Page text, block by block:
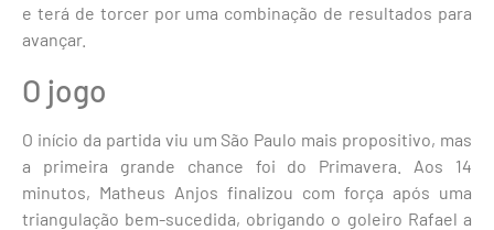
e terá de torcer por uma combinação de resultados para
avançar.
O jogo
O início da partida viu um São Paulo mais propositivo, mas
a primeira grande chance foi do Primavera. Aos 14
minutos, Matheus Anjos finalizou com força após uma
triangulação bem-sucedida, obrigando o goleiro Rafael a